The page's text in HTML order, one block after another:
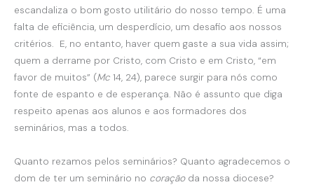
escandaliza o bom gosto utilitário do nosso tempo. É uma
falta de eficiência, um desperdício, um desafio aos nossos
critérios. E, no entanto, haver quem gaste a sua vida assim;
quem a derrame por Cristo, com Cristo e em Cristo, “em
favor de muitos” (Mc 14, 24), parece surgir para nós como
fonte de espanto e de esperança. Não é assunto que diga
respeito apenas aos alunos e aos formadores dos
seminários, mas a todos.
Quanto rezamos pelos seminários? Quanto agradecemos o
dom de ter um seminário no coração da nossa diocese?